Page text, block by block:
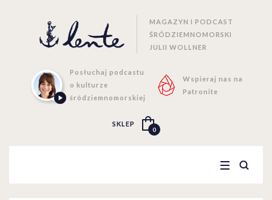
MAGAZYN I PODCAST
ŚRÓDZIEMNOMORSKI
JULII WOLLNER
Posłuchaj podcastu
o kulturze
śródziemnomorskiej
Wspieraj nas na
Patronite
SKLEP
0